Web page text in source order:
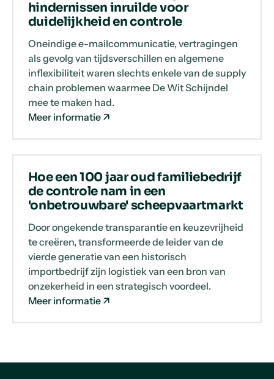
hindernissen inruilde voor
duidelijkheid en controle
Oneindige e-mailcommunicatie, vertragingen
als gevolg van tijdsverschillen en algemene
inflexibiliteit waren slechts enkele van de supply
chain problemen waarmee De Wit Schijndel
mee te maken had.
Meer informatie
Hoe een 100 jaar oud familiebedrijf
de controle nam in een
'onbetrouwbare' scheepvaartmarkt
Door ongekende transparantie en keuzevrijheid
te creëren, transformeerde de leider van de
vierde generatie van een historisch
importbedrijf zijn logistiek van een bron van
onzekerheid in een strategisch voordeel.
Meer informatie